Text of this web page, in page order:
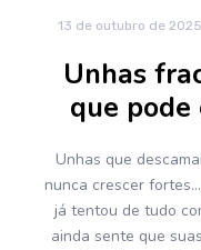
13 de outubro de 2025
Unhas
que pode
Unhas que
nunca crescer
já tentou de tudo
ainda sente que